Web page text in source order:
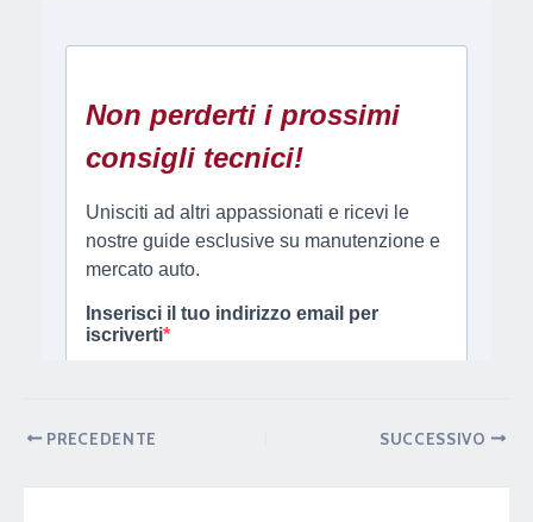
PRECEDENTE SUCCESSIVO